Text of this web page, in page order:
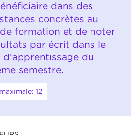
dans des
concrètes au
formation et de noter
par écrit dans le
d'apprentissage du
semestre.
12